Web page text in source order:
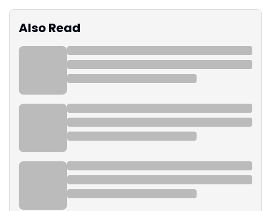
Also Read